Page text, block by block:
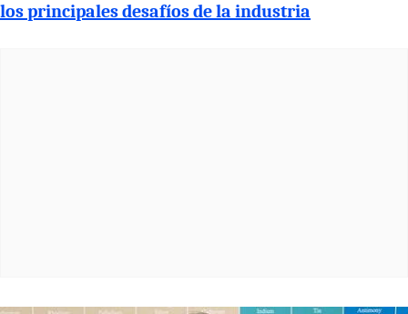
los principales desafíos de la industria